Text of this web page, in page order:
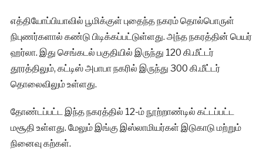
எத்தியோப்பியாவில் பூமிக்குள் புதைந்த நகரம் தொல்பொருள்
நிபுணர்களால் கண்டு பிடிக்கப்பட்டுள்ளது. அந்த நகரத்தின் பெயர்
ஹர்லா. இது செங்கடல் பகுதியில் இருந்து 120 கி.மீட்டர்
தூரத்திலும், கட்டிஸ் அபாபா நகரில் இருந்து 300 கி.மீட்டர்
தொலைவிலும் உள்ளது.
தோண்டப்பட்ட இந்த நகரத்தில் 12-ம் நூற்றாண்டில் கட்டப்பட்ட
மசூதி உள்ளது. மேலும் இங்கு இஸ்லாமியர்கள் இடுகாடு மற்றும்
நினைவு கற்கள்.